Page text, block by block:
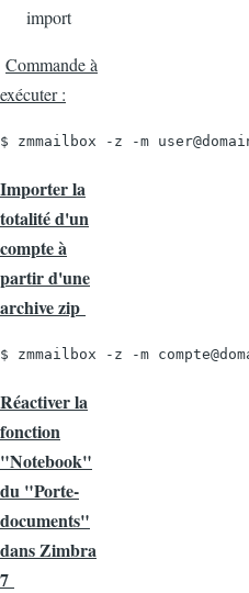
import
Commande à
exécuter :
$ zmmailbox -z -m
Importer la
totalité d'un
compte à
partir d'une
archive zip
$ zmmailbox -z -m
Réactiver la
fonction
"Notebook"
du "Porte-
documents"
dans Zimbra
7